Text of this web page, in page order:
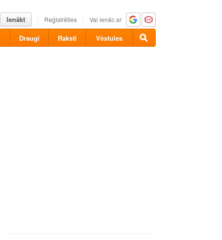
Ienākt Reģistrēties Vai ienāc ar
Draugi Raksti Vēstules